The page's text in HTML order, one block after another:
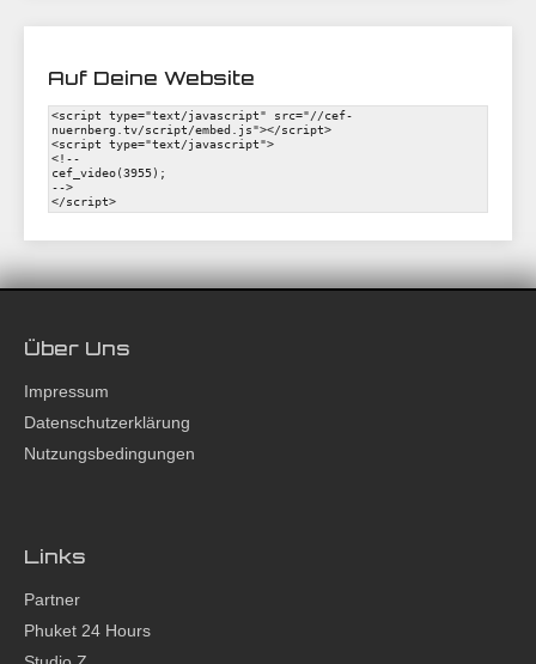
Auf Deine Website
Über Uns
Impressum
Datenschutzerklärung
Nutzungsbedingungen
Links
Partner
Phuket 24 Hours